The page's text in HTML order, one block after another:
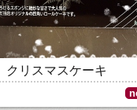
リスマスケーキ